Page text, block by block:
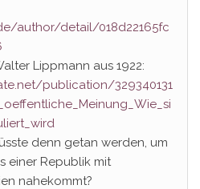
author/detail/018d22165fc
Lippmann aus 1922:
publication/329340131
denn getan werden, um
einer Republik mit
nahekommt?